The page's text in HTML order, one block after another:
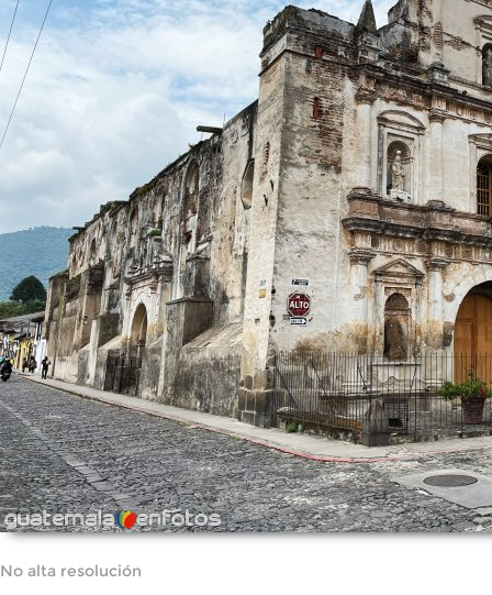
No alta resolución